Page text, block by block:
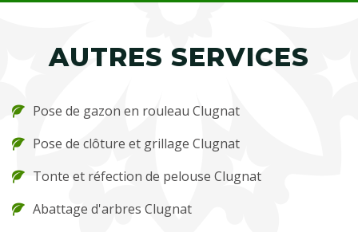
AUTRES SERVICES
Pose de gazon en rouleau Clugnat
Pose de clôture et grillage Clugnat
Tonte et réfection de pelouse Clugnat
Abattage d'arbres Clugnat